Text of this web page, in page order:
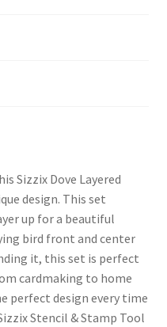
Sizzix Dove Layered
design. This set
up for a beautiful
bird front and center
it, this set is perfect
cardmaking to home
perfect design every time
Stencil & Stamp Tool